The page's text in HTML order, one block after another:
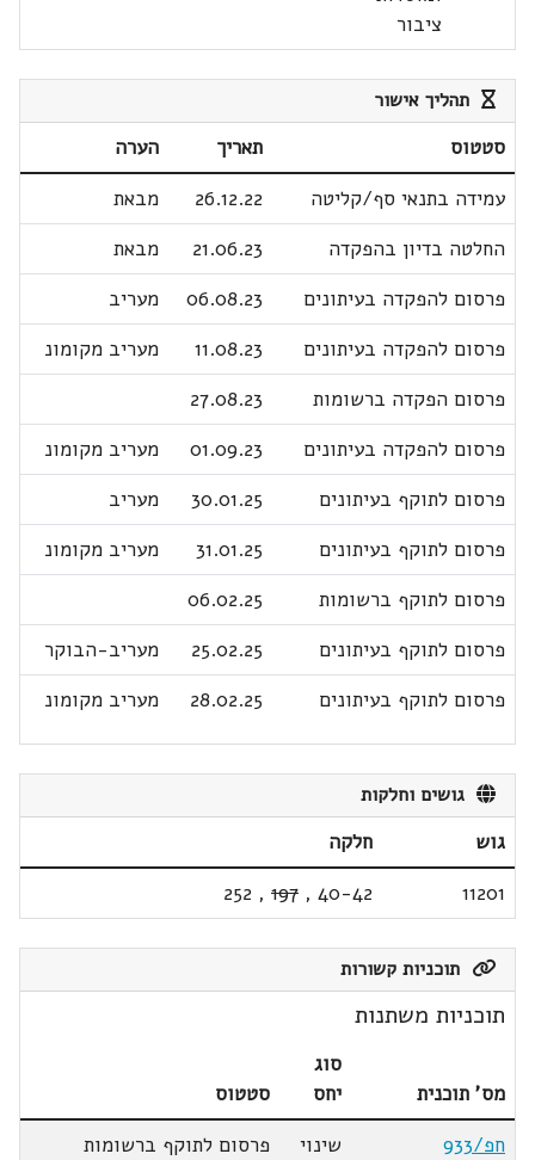
ציבור
תהליך אישור
סטטוס תאריך
הערה
עמידה בתנאי סף/קליטה
26.12.22
מבאת
החלטה בדיון בהפקדה
21.06.23
מבאת
פרסום להפקדה בעיתונים
06.08.23
מעריב
פרסום להפקדה בעיתונים
11.08.23
מעריב מקומונ
פרסום הפקדה ברשומות
27.08.23
פרסום להפקדה בעיתונים
01.09.23
מעריב מקומונ
פרסום לתוקף בעיתונים
30.01.25
מעריב
פרסום לתוקף בעיתונים
31.01.25
מעריב מקומונ
פרסום לתוקף ברשומות
06.02.25
פרסום לתוקף בעיתונים
25.02.25
מעריב-הבוקר
פרסום לתוקף בעיתונים
28.02.25 מעריב מקומונ
גושים וחלקות
גוש
חלקה
11201
40-42
,
197
,
252
תוכניות קשורות
תוכניות משתנות
מס' תוכנית
סוג
יחס
סטטוס
חפ/933
שינוי
פרסום לתוקף ברשומות